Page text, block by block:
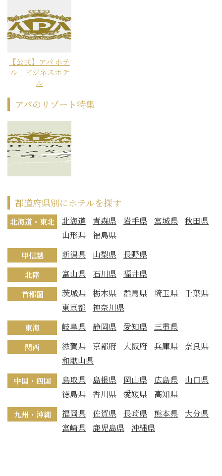
【公式】アパ ホテ
ル｜ビジネスホテ
ル
アパのリゾート特集
都道府県別にホテルを探す
北海道・東北 北海道 青森県 岩手県 宮城県
秋田県
山形県
福島県
甲信越 新潟県 山梨県 長野県
北陸 富山県 石川県 福井県
首都圏 茨城県 栃木県 群馬県 埼玉県
千葉県
東京都
神奈川県
東海 岐阜県 静岡県 愛知県 三重県
関西 滋賀県 京都府 大阪府 兵庫県
奈良県
和歌山県
中国・四国 鳥取県 島根県 岡山県 広島県
山口県
徳島県
香川県 愛媛県 高知県
九州・沖縄 福岡県 佐賀県 長崎県 熊本県
大分県
宮崎県
鹿児島県 沖縄県